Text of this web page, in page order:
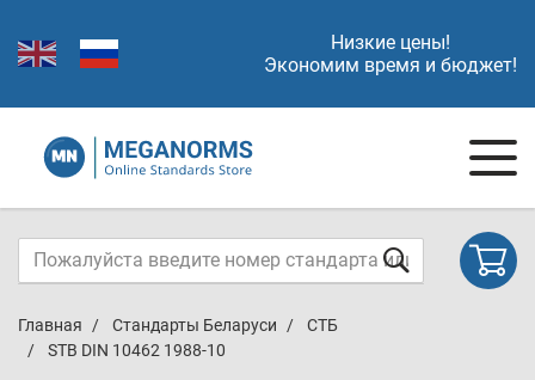
Низкие цены!
Экономим время и бюджет!
Главная Стандарты Беларуси
СТБ
STB DIN 10462 1988-10